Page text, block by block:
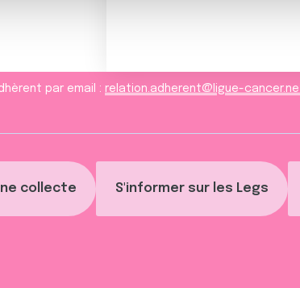
collecte S'informer sur les Legs
par email : relation.adherent@ligue-